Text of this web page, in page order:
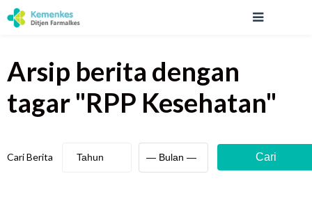
Arsip berita dengan
tagar "RPP Kesehatan"
Cari Berita Cari